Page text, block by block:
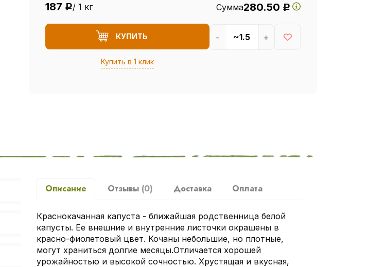
187 Р/ 1 кг Сумма280.50 Р
КУПИТЬ
Купить в 1 клик
- +
Описание Отзывы (0) Доставка Оплата
Краснокачанная капуста - ближайшая родственница белой
капусты. Ее внешние и внутренние листочки окрашены в
красно-фиолетовый цвет. Кочаны небольшие, но плотные,
могут храниться долгие месяцы.Отличается хорошей
урожайностью и высокой сочностью. Хрустящая и вкусная,